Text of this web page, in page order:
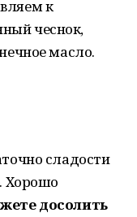
к
чеснок,
масло.
сладости
Хорошо
досолить